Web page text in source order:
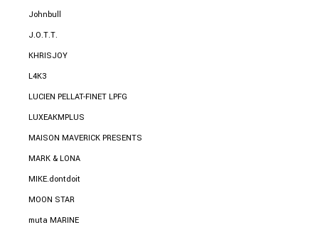
Johnbull
J.O.T.T.
KHRISJOY
L4K3
LUCIEN PELLAT-FINET LPFG
LUXEAKMPLUS
MAISON MAVERICK PRESENTS
MARK & LONA
MIKE.dontdoit
MOON STAR
muta MARINE